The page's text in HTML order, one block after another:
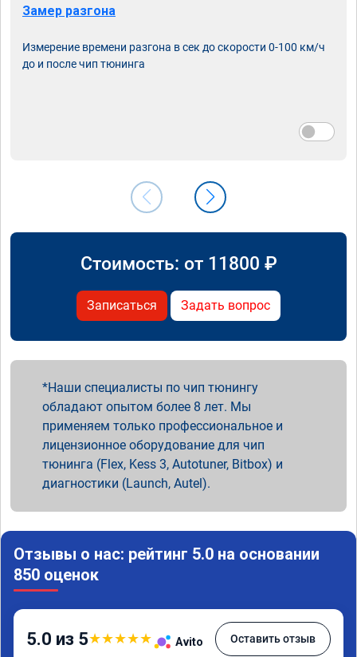
Замер разгона
Измерение времени разгона в сек до скорости 0-100 км/ч
до и после чип тюнинга
Стоимость: от 11800 ₽
Записаться Задать вопрос
Наши специалисты по чип тюнингу
обладают опытом более 8 лет. Мы
применяем только профессиональное и
лицензионное оборудование для чип
тюнинга (Flex, Kess 3, Autotuner, Bitbox) и
диагностики (Launch, Autel).
Отзывы о нас: рейтинг 5.0 на основании
850 оценок
5.0 из 5★★★★★ Avito Оставить отзыв